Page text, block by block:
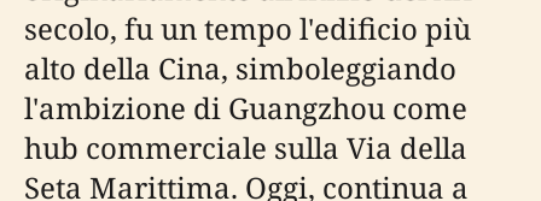
secolo, fu un tempo l'edificio più
alto della Cina, simboleggiando
l'ambizione di Guangzhou come
hub commerciale sulla Via della
Seta Marittima. Oggi, continua a